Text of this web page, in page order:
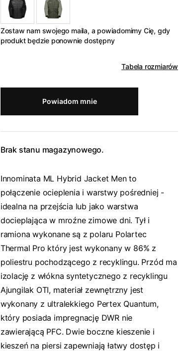
Zostaw nam swojego maila, a powiadomimy Cię, gdy
produkt będzie ponownie dostępny
Tabela rozmiarów
Powiadom mnie
Brak stanu magazynowego.
Innominata ML Hybrid Jacket Men to
połączenie ocieplenia i warstwy pośredniej -
idealna na przejścia lub jako warstwa
docieplająca w mroźne zimowe dni. Tył i
ramiona wykonane są z polaru Polartec
Thermal Pro który jest wykonany w 86% z
poliestru pochodzącego z recyklingu. Przód ma
izolację z włókna syntetycznego z recyklingu
Ajungilak OTI, materiał zewnętrzny jest
wykonany z ultralekkiego Pertex Quantum,
który posiada impregnację DWR nie
zawierającą PFC. Dwie boczne kieszenie i
kieszeń na piersi zapewniają łatwy dostęp i